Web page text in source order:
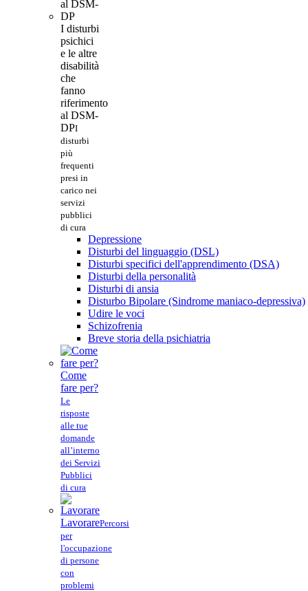
I disturbi
psichici
e le altre
disabilità
che
fanno
riferimento
al DSM-
DPI
disturbi
più
frequenti
presi in
carico nei
servizi
pubblici
di cura
Depressione
Disturbi del linguaggio (DSL)
Disturbi specifici dell'apprendimento (DSA)
Disturbi della personalità
Disturbi di ansia
Disturbo Bipolare (Sindrome maniaco-depressiva)
Udire le voci
Schizofrenia
Breve storia della psichiatria
Come
fare per?
Le
risposte
alle tue
domande
all’interno
dei Servizi
Pubblici
di cura
LavorarePercorsi
per
l'occupazione
di persone
con
problemi